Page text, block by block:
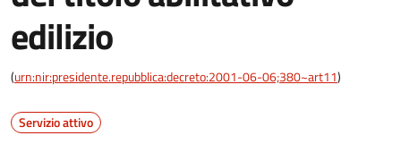
edilizio
(urn:nir:presidente.repubblica:decreto:2001-06-06;380~art11)
Servizio attivo